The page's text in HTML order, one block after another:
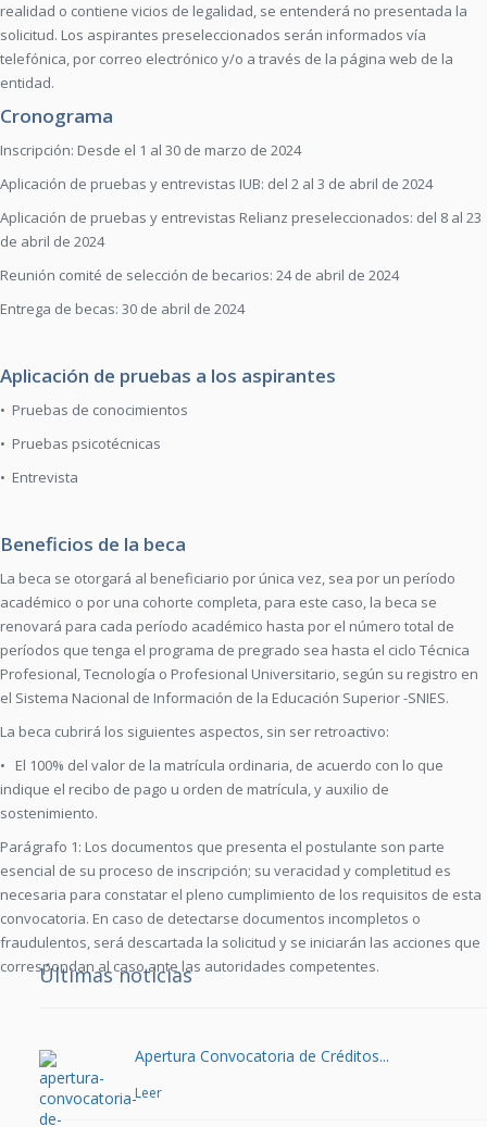
realidad o contiene vicios de legalidad, se entenderá no presentada la
solicitud. Los aspirantes preseleccionados serán informados vía
telefónica, por correo electrónico y/o a través de la página web de la
entidad.
Cronograma
Inscripción: Desde el 1 al 30 de marzo de 2024
Aplicación de pruebas y entrevistas IUB: del 2 al 3 de abril de 2024
Aplicación de pruebas y entrevistas Relianz preseleccionados: del 8 al 23
de abril de 2024
Reunión comité de selección de becarios: 24 de abril de 2024
Entrega de becas: 30 de abril de 2024
Aplicación de pruebas a los aspirantes
• Pruebas de conocimientos
• Pruebas psicotécnicas
• Entrevista
Beneficios de la beca
La beca se otorgará al beneficiario por única vez, sea por un período
académico o por una cohorte completa, para este caso, la beca se
renovará para cada período académico hasta por el número total de
períodos que tenga el programa de pregrado sea hasta el ciclo Técnica
Profesional, Tecnología o Profesional Universitario, según su registro en
el Sistema Nacional de Información de la Educación Superior -SNIES.
La beca cubrirá los siguientes aspectos, sin ser retroactivo:
• El 100% del valor de la matrícula ordinaria, de acuerdo con lo que
indique el recibo de pago u orden de matrícula, y auxilio de
sostenimiento.
Parágrafo 1: Los documentos que presenta el postulante son parte
esencial de su proceso de inscripción; su veracidad y completitud es
necesaria para constatar el pleno cumplimiento de los requisitos de esta
convocatoria. En caso de detectarse documentos incompletos o
fraudulentos, será descartada la solicitud y se iniciarán las acciones que
correspondan al caso ante las autoridades competentes.
Últimas noticias
Apertura Convocatoria de Créditos...
Leer